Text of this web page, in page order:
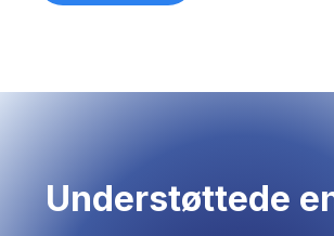
Understøttede